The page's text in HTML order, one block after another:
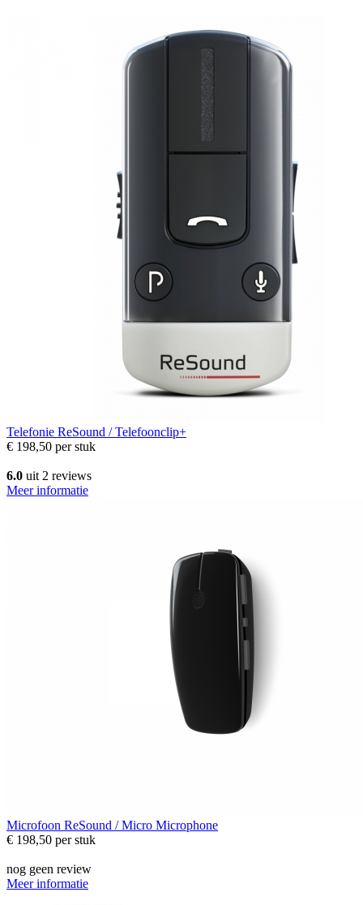
Telefonie ReSound / Telefoonclip+
€ 198,50 per stuk
6.0 uit 2 reviews
Meer informatie
Microfoon ReSound / Micro Microphone
€ 198,50 per stuk
nog geen review
Meer informatie